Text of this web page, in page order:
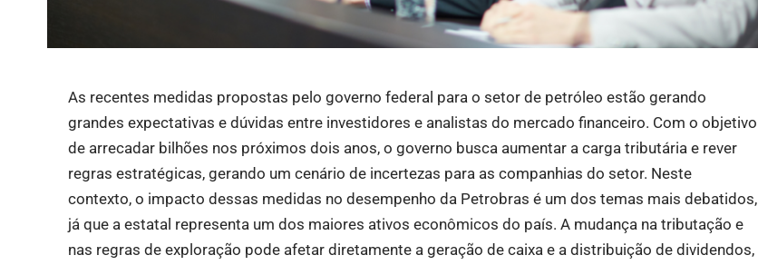
As recentes medidas propostas pelo governo federal para o setor de petróleo estão gerando
grandes expectativas e dúvidas entre investidores e analistas do mercado financeiro. Com o objetivo
de arrecadar bilhões nos próximos dois anos, o governo busca aumentar a carga tributária e rever
regras estratégicas, gerando um cenário de incertezas para as companhias do setor. Neste
contexto, o impacto dessas medidas no desempenho da Petrobras é um dos temas mais debatidos,
já que a estatal representa um dos maiores ativos econômicos do país. A mudança na tributação e
nas regras de exploração pode afetar diretamente a geração de caixa e a distribuição de dividendos,